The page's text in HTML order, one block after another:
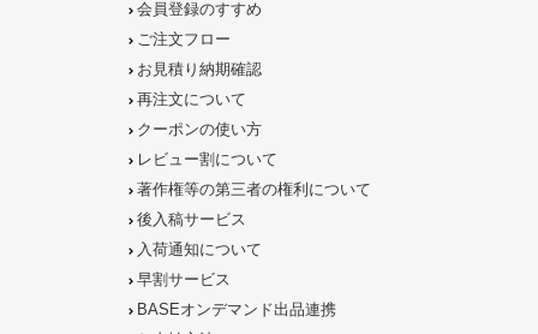
会員登録のすすめ
ご注文フロー
お見積り納期確認
再注文について
クーポンの使い方
レビュー割について
著作権等の第三者の権利について
後入稿サービス
入荷通知について
早割サービス
BASEオンデマンド出品連携